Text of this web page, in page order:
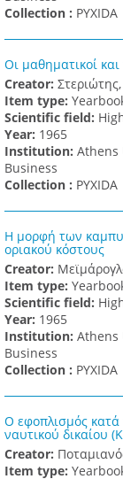
Collection : PYXIDA
Οι μαθηματικοί
Creator:
Item type:
Scientific field:
Υear: 1965
Institution: Athens
Business
Collection : PYXIDA
Η μορφή των
οριακού κόστους
Creator:
Item type:
Scientific field:
Υear: 1965
Institution: Athens
Business
Collection : PYXIDA
Ο εφοπλισμός κατά
ναυτικού δικαίου
Creator:
Item type: